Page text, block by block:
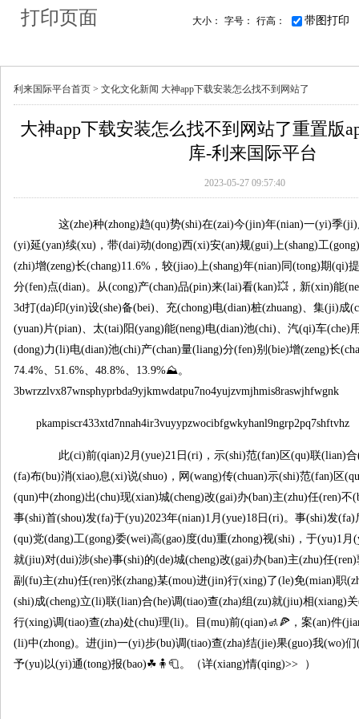
打印页面 大小： 字号： 行高： 带图打印
利来国际平台首页 > 文化文化新闻 大神app下载安装怎么找不到网站了
大神app下载安装怎么找不到网站了重置版
库-利来国际平台
2023-05-27 09:57:40
这(zhe)种(zhong)趋(qu)势(shi)在(zai)今(jin)年(nian)一(yi)季(ji)
(yi)延(yan)续(xu)，带(dai)动(dong)西(xi)安(an)规(gui)上(shang)工
(zhi)增(zeng)长(chang)11.6%，较(jiao)上(shang)年(nian)同(tong)期(qi)
分(fen)点(dian)。从(cong)产(chan)品(pin)来(lai)看(kan)💥，新(xin)能
3d打(da)印(yin)设(she)备(bei)、充(chong)电(dian)桩(zhuang)、集(ji)成
(yuan)片(pian)、太(tai)阳(yang)能(neng)电(dian)池(chi)、汽(qi)车
(dong)力(li)电(dian)池(chi)产(chan)量(liang)分(fen)别(bie)增(zeng)长
74.4%、51.6%、48.8%、13.9%⛰。
3bwrzzlvx87wnsphyprbda9yjkmwdatpu7no4yujzvmjhmis8raswjhfwgnk
pkampiscr433xtd7nnah4ir3vuyypzwocibfgwkyhanl9ngrp2pq7shftvhz
此(ci)前(qian)2月(yue)21日(ri)，示(shi)范(fan)区(qu)联(lian)合
(fa)布(bu)消(xiao)息(xi)说(shuo)，网(wang)传(chuan)示(shi)范(fan)区
(qun)中(zhong)出(chu)现(xian)城(cheng)改(gai)办(ban)主(zhu)任(ren)
事(shi)首(shou)发(fa)于(yu)2023年(nian)1月(yue)18日(ri)。事(shi)发
(qu)党(dang)工(gong)委(wei)高(gao)度(du)重(zhong)视(shi)，于(yu)1
就(jiu)对(dui)涉(she)事(shi)的(de)城(cheng)改(gai)办(ban)主(zhu)任
副(fu)主(zhu)任(ren)张(zhang)某(mou)进(jin)行(xing)了(le)免(mian)职
(shi)成(cheng)立(li)联(lian)合(he)调(tiao)查(zha)组(zu)就(jiu)相(xiang)
行(xing)调(tiao)查(zha)处(chu)理(li)。目(mu)前(qian)🚮🍕，案(an)件
(li)中(zhong)。进(jin)一(yi)步(bu)调(tiao)查(zha)结(jie)果(guo)我(wo)
予(yu)以(yi)通(tong)报(bao)☘🧍🧻。（详(xiang)情(qing)>>
）